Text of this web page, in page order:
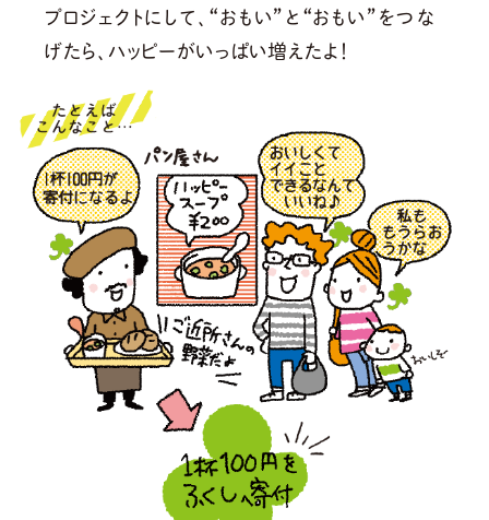
プロジェクトにして、“おもい”と“おもい”をつな
げたら、 ハッピーがいっぱい増えたよ！